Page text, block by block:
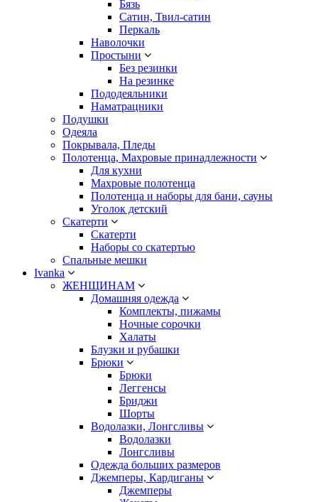
Бязь
Сатин, Твил-сатин
Перкаль
Наволочки
Простыни
Без резинки
На резинке
Пододеяльники
Наматрацники
Подушки
Одеяла
Покрывала, Пледы
Полотенца, Махровые принадлежности
Для кухни
Махровые полотенца
Полотенца и наборы для бани, сауны
Уголок детский
Скатерти
Скатерти
Наборы со скатертью
Спальные мешки
Ivanka
ЖЕНЩИНАМ
Домашняя одежда
Комплекты, пижамы
Ночные сорочки
Халаты
Блузки и рубашки
Брюки
Брюки
Леггенсы
Бриджи
Шорты
Водолазки, Лонгсливы
Водолазки
Лонгсливы
Одежда больших размеров
Джемперы, Кардиганы
Джемперы